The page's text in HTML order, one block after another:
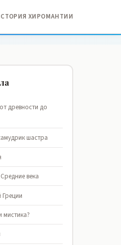
ХИРОМАНТИИ
древности до
шастра
века
мистика?